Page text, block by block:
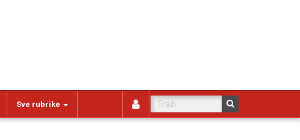
Sve rubrike